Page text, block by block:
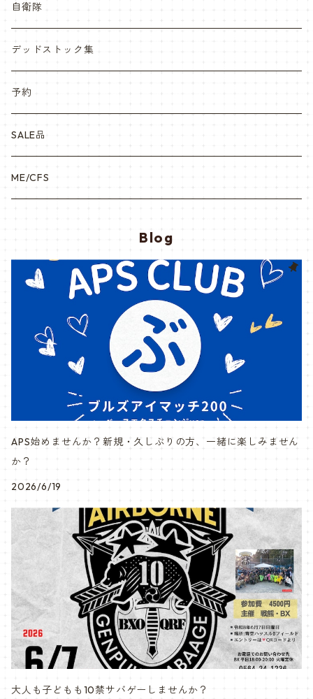
自衛隊
デッドストック集
予約
SALE品
ME/CFS
Blog
APS始めませんか？新規・久しぶりの方、一緒に楽しみません
か？
2026/6/19
大人も子どもも10禁サバゲーしませんか？